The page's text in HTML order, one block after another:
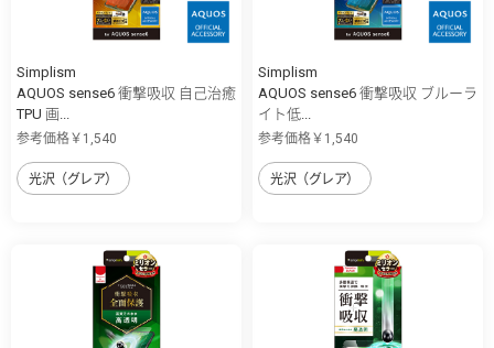
Simplism
AQUOS sense6 衝撃吸収 自己治癒
TPU 画...
参考価格￥1,540
光沢（グレア）
Simplism
AQUOS sense6 衝撃吸収 ブルーラ
イト低...
参考価格￥1,540
光沢（グレア）